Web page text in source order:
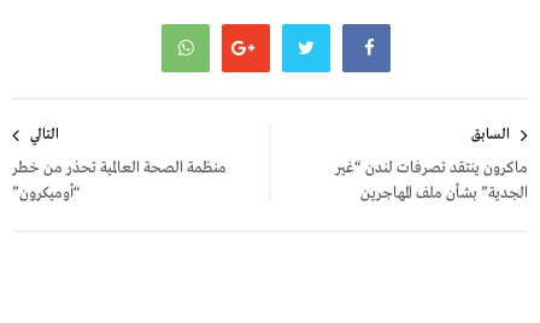
المقالات
السابق
ماكرون ينتقد تصرفات لندن “غير
الجدية” بشأن ملف المهاجرين
التالي
منظمة الصحة العالمية تحذر من خطر
“أوميكرون”